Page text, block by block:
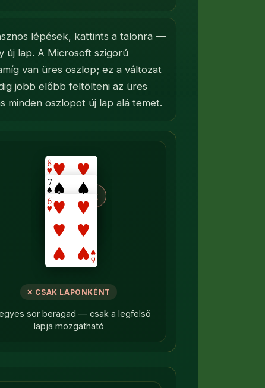
lépések, kattints a talonra —
új lap. A Microsoft szigorú
van üres oszlop; ez a változat
jobb előbb feltölteni az üres
minden oszlopot új lap alá temet.
×
✕ CSAK LAPONKÉNT
sor beragad — csak a legfelső
lapja mozgatható